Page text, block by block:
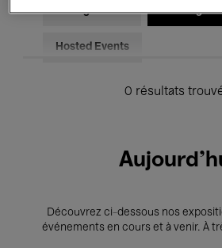
Enseignement Visites
Hosted Events
0 résultats
Découvrez ci-dessous nos
événements en cours et à venir. À